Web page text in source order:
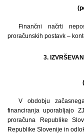
Finančni načrti
proračunskih postavk –
3.
V obdobju
financiranja uporabljajo
proračuna Republike
Republike Slovenije in